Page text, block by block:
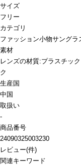
サイズ
フリー
カテゴリ
ファッション小物サングラ
素材
レンズの材質:プラスチッ
ク
生産国
中国
取扱い
-
商品番号
24090325003230
レビュー(件)
関連キーワード